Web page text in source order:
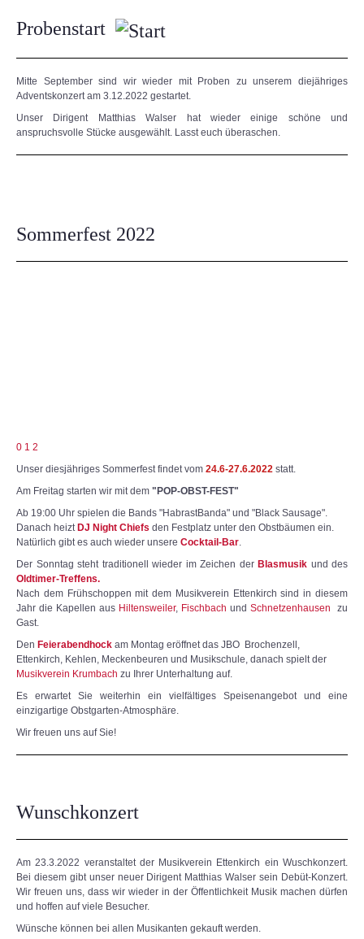
Probenstart
Mitte September sind wir wieder mit Proben zu unserem diejähriges
Adventskonzert am 3.12.2022 gestartet.
Unser Dirigent Matthias Walser hat wieder einige schöne und
anspruchsvolle Stücke ausgewählt. Lasst euch überaschen.
Sommerfest 2022
0 1 2
Unser diesjähriges Sommerfest findet vom 24.6-27.6.2022 statt.
Am Freitag starten wir mit dem "POP-OBST-FEST"
Ab 19:00 Uhr spielen die Bands "HabrastBanda" und "Black Sausage".
Danach heizt DJ Night Chiefs den Festplatz unter den Obstbäumen ein.
Natürlich gibt es auch wieder unsere Cocktail-Bar
Der Sonntag steht traditionell wieder im Zeichen der Blasmusik und des
Oldtimer-Treffens.
Nach dem Frühschoppen mit dem Musikverein Ettenkirch sind in diesem
Jahr die Kapellen aus Hiltensweiler, Fischbach und Schnetzenhausen zu
Gast.
Den Feierabendhock am Montag eröffnet das JBO Brochenzell,
Ettenkirch, Kehlen, Meckenbeuren und Musikschule, danach spielt der
Musikverein Krumbach zu Ihrer Unterhaltung auf.
Es erwartet Sie weiterhin ein vielfältiges Speisenangebot und eine
einzigartige Obstgarten-Atmosphäre.
Wir freuen uns auf Sie!
Wunschkonzert
Am 23.3.2022 veranstaltet der Musikverein Ettenkirch ein Wuschkonzert.
Bei diesem gibt unser neuer Dirigent Matthias Walser sein Debüt-Konzert.
Wir freuen uns, dass wir wieder in der Öffentlichkeit Musik machen dürfen
und hoffen auf viele Besucher.
Wünsche können bei allen Musikanten gekauft werden.